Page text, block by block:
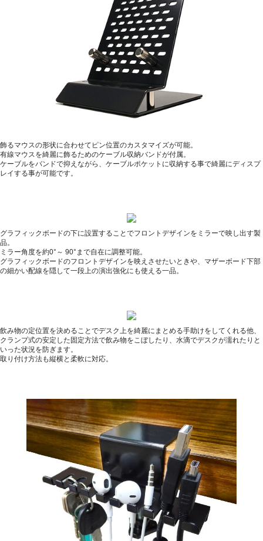
飾るマウスの形状に合わせてピン位置のカスタマイズが可能。
有線マウスを綺麗に飾るためのケーブル収納バンドが付属。
ケーブルをバンドで抑えながら、ケーブルポケットに収納する事で綺麗にディスプ
レイする事が可能です。
グラフィックボードの下に設置することでフロントデザインをミラーで映し出す製
品。
ミラー角度を約0°～ 90°まで自在に調整可能。
グラフィックボードのフロントデザインを映えさせたいときや、マザーボード下部
の細かい配線を隠して一段上の演出強化にも使える一品。
飲み物の定位置を決めることでデスク上を綺麗にまとめる手助けをしてくれる他、
クランプ式の安定した固定方法で飲み物をこぼしたり、水滴でデスクが濡れたりと
いった状況を防ぎます。
取り付け方法も縦横と柔軟に対応。